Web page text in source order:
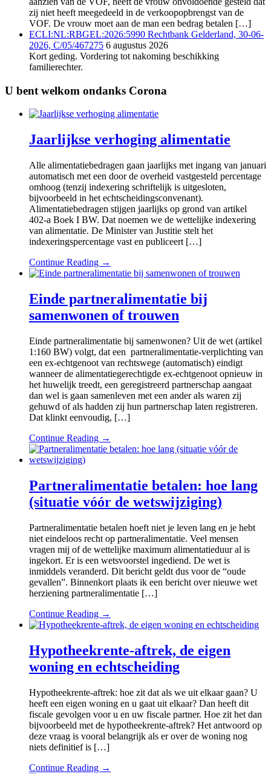
zij niet heeft meegedeeld in de verkoopopbrengst van de
VOF. De vrouw moet aan de man een bedrag betalen […]
ECLI:NL:RBGEL:2026:5990 Rechtbank Gelderland, 30-06-
2026, C/05/467275 6 augustus 2026
Kort geding. Vordering tot nakoming beschikking
familierechter.
U bent welkom ondanks Corona
Jaarlijkse verhoging alimentatie
Alle alimentatiebedragen gaan jaarlijks met ingang van januari
automatisch met een door de overheid vastgesteld percentage
omhoog (tenzij indexering schriftelijk is uitgesloten,
bijvoorbeeld in het echtscheidingsconvenant).
Alimentatiebedragen stijgen jaarlijks op grond van artikel
402-a Boek I BW. Dat noemen we de wettelijke indexering
van alimentatie. De Minister van Justitie stelt het
indexeringspercentage vast en publiceert […]
Continue Reading →
Einde partneralimentatie bij
samenwonen of trouwen
Einde partneralimentatie bij samenwonen? Uit de wet (artikel
1:160 BW) volgt, dat een partneralimentatie-verplichting van
een ex-echtgenoot van rechtswege (automatisch) eindigt
wanneer de alimentatiegerechtigde ex-echtgenoot opnieuw in
het huwelijk treedt, een geregistreerd partnerschap aangaat
dan wel is gaan samenleven met een ander als waren zij
gehuwd of als hadden zij hun partnerschap laten registreren.
Dat klinkt eenvoudig, […]
Continue Reading →
Partneralimentatie betalen: hoe lang
(situatie vóór de wetswijziging)
Partneralimentatie betalen hoeft niet je leven lang en je hebt
niet eindeloos recht op partneralimentatie. Veel mensen
vragen mij of de wettelijke maximum alimentatieduur al is
ingekort. Er is een wetsvoorstel ingediend. De wet is
inmiddels veranderd. Dit bericht geldt dus voor de “oude
gevallen”. Binnenkort plaats ik een bericht over nieuwe wet
herziening partneralimentatie […]
Continue Reading →
Hypotheekrente-aftrek, de eigen
woning en echtscheiding
Hypotheekrente-aftrek: hoe zit dat als we uit elkaar gaan? U
heeft een eigen woning en u gaat uit elkaar? Dan heeft dit
fiscale gevolgen voor u en uw fiscale partner. Hoe zit het dan
bijvoorbeeld met de hypotheekrente-aftrek? Het antwoord op
deze vraag is vooral belangrijk als er over de woning nog
niets definitief is […]
Continue Reading →